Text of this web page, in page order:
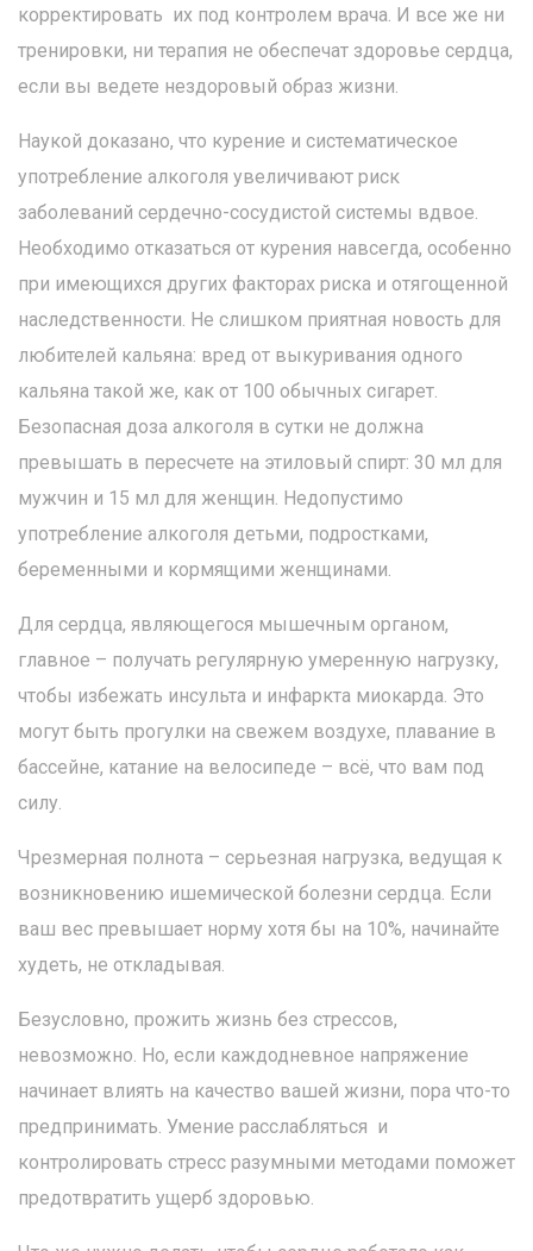
корректировать их под контролем врача. И все же ни
тренировки, ни терапия не обеспечат здоровье сердца,
если вы ведете нездоровый образ жизни.
Наукой доказано, что курение и систематическое
употребление алкоголя увеличивают риск
заболеваний сердечно-сосудистой системы вдвое.
Необходимо отказаться от курения навсегда, особенно
при имеющихся других факторах риска и отягощенной
наследственности. Не слишком приятная новость для
любителей кальяна: вред от выкуривания одного
кальяна такой же, как от 100 обычных сигарет.
Безопасная доза алкоголя в сутки не должна
превышать в пересчете на этиловый спирт: 30 мл для
мужчин и 15 мл для женщин. Недопустимо
употребление алкоголя детьми, подростками,
беременными и кормящими женщинами.
Для сердца, являющегося мышечным органом,
главное – получать регулярную умеренную нагрузку,
чтобы избежать инсульта и инфаркта миокарда. Это
могут быть прогулки на свежем воздухе, плавание в
бассейне, катание на велосипеде – всё, что вам под
силу.
Чрезмерная полнота – серьезная нагрузка, ведущая к
возникновению ишемической болезни сердца. Если
ваш вес превышает норму хотя бы на 10%, начинайте
худеть, не откладывая.
Безусловно, прожить жизнь без стрессов,
невозможно. Но, если каждодневное напряжение
начинает влиять на качество вашей жизни, пора что-то
предпринимать. Умение расслабляться и
контролировать стресс разумными методами поможет
предотвратить ущерб здоровью.